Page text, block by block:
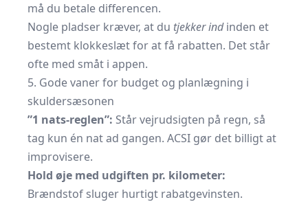
må du betale differencen.
Nogle pladser kræver, at du tjekker indinden et
bestemt klokkeslæt for at få rabatten. Det står
ofte med småt i appen.
5. Gode vaner for budget og planlægning i
skuldersæsonen
”1 nats-reglen”: Står vejrudsigten på regn, så
tag kun én nat ad gangen. ACSI gør det billigt at
improvisere.
Hold øje med udgiften pr. kilometer:
Brændstof sluger hurtigt rabatgevinsten.